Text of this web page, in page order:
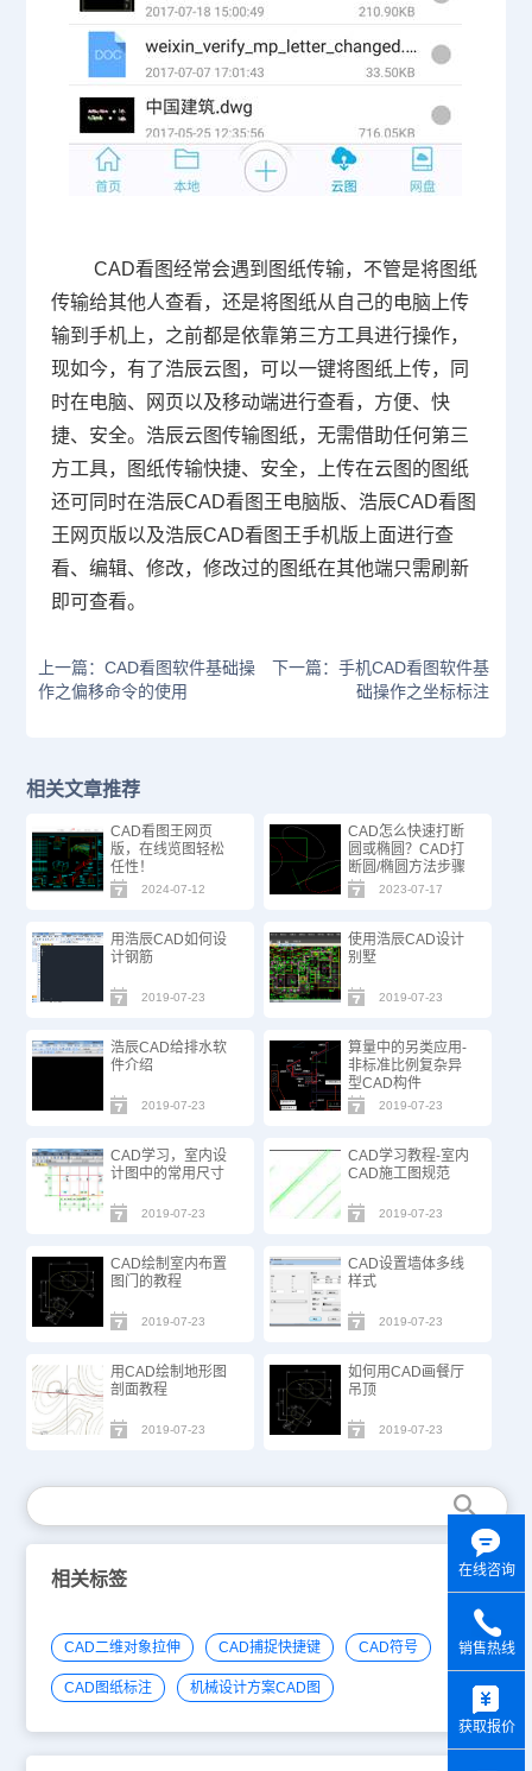
CAD看图经常会遇到图纸传输，不管是将图纸
传输给其他人查看，还是将图纸从自己的电脑上传
输到手机上，之前都是依靠第三方工具进行操作，
现如今，有了浩辰云图，可以一键将图纸上传，同
时在电脑、网页以及移动端进行查看，方便、快
捷、安全。 浩辰云图传输图纸，无需借助任何第三
方工具，图纸传输快捷、安全，上传在云图的图纸
还可同时在浩辰CAD看图王电脑版、浩辰CAD看图
王 网页版以及浩辰CAD看图王手机版 上面进行查
看、编辑、修改，修改过的图纸在其他端只需刷新
即可查看。
上一篇：CAD看图软件基础操
作之偏移命令的使用
下一篇：手机CAD看图软件基
础操作之坐标标注
相关文章推荐
CAD看图王网页
版，在线览图轻松
任性！
2024-07-12
CAD怎么快速打断
圆或椭圆？CAD打
断圆/椭圆方法步骤
2023-07-17
用浩辰CAD如何设
计钢筋
2019-07-23
使用浩辰CAD设计
别墅
2019-07-23
浩辰CAD给排水软
件介绍
2019-07-23
算量中的另类应用-
非标准比例复杂异
型CAD构件
2019-07-23
CAD学习，室内设
计图中的常用尺寸
2019-07-23
CAD学习教程-室内
CAD施工图规范
2019-07-23
CAD绘制室内布置
图门的教程
2019-07-23
CAD设置墙体多线
样式
2019-07-23
用CAD绘制地形图
剖面教程
2019-07-23
如何用CAD画餐厅
吊顶
2019-07-23
相关标签
CAD二维对象拉伸 CAD捕捉快捷键 CAD符号
CAD图纸标注 机械设计方案CAD图
在线咨询
销售热线
获取报价